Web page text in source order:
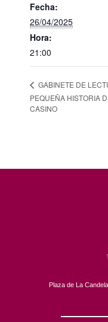
Fecha:
26/04/2025
Hora:
21:00
GABINETE DE
PEQUEÑA HISTORIA
CASINO
Plaza de La